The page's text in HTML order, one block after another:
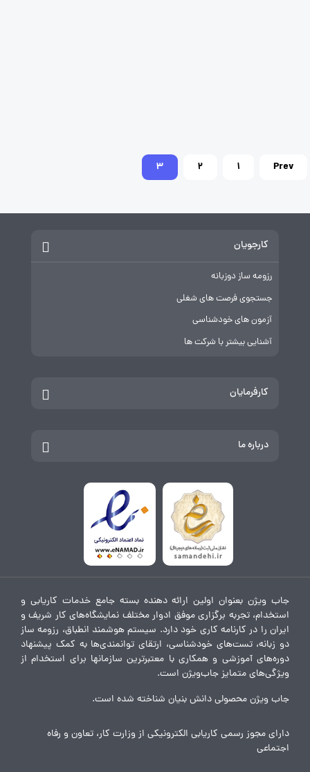
صفحه‌بندی
Prev
1
2
3
کارجویان
رزومه ساز دوزبانه
جستجوی فرصت های شغلی
آزمون های خودشناسی
آشنایی بیشتر با شرکت ها
کارفرمایان
درباره ما
جاب ویژن بعنوان اولین ارائه دهنده بسته جامع خدمات کاریابی و
استخدام، تجربه برگزاری موفق ادوار مختلف نمایشگاه‌های کار شریف و
ایران را در کارنامه کاری خود دارد. سیستم هوشمند انطباق، رزومه ساز
دو زبانه، تست‌های خودشناسی، ارتقای توانمندی‌ها به کمک پیشنهاد
دوره‌های آموزشی و همکاری با معتبرترین سازمانها برای استخدام از
ویژگی‌های متمایز جاب‌ویژن است.
جاب ویژن محصولی دانش بنیان شناخته شده است.
دارای مجوز رسمی کاریابی الکترونیکی از وزارت کار، تعاون و رفاه
اجتماعی